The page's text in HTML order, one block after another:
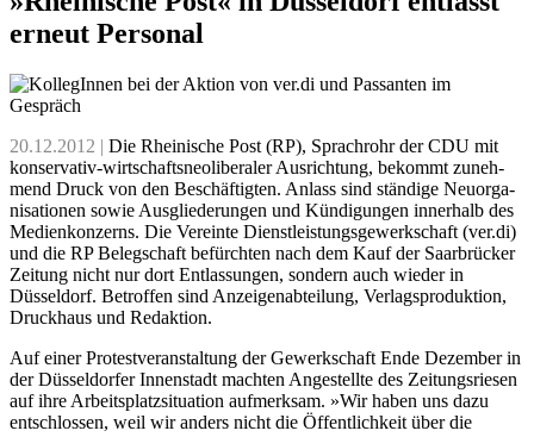
erneut Personal
20.12.2012 | Die Rheinische Post (RP), Sprach­rohr der CDU mit
konser­va­tiv-wirt­schafts­neolibe­raler Aus­rich­tung, bekommt zuneh­
mend Druck von den Beschäf­tigten. Anlass sind stän­dige Neu­orga­
ni­sa­tio­nen sowie Ausglie­derun­gen und Kündi­gun­gen inner­halb des
Medien­kon­zerns. Die Vereinte Dienst­leis­tungs­ge­werk­schaft (ver.di)
und die RP Beleg­schaft befürch­ten nach dem Kauf der Saar­brü­cker
Zeitung nicht nur dort Entlas­sungen, sondern auch wieder in
Düssel­dorf. Betrof­fen sind Anzei­gen­abtei­lung, Verlags­pro­duk­tion,
Druck­haus und Redaktion.
Auf einer Protestveranstaltung der Gewerkschaft Ende Dezember in
der Düsseldorfer Innenstadt machten Angestellte des Zeitungsriesen
auf ihre Arbeitsplatzsituation aufmerksam. »Wir haben uns dazu
entschlossen, weil wir anders nicht die Öffentlichkeit über die